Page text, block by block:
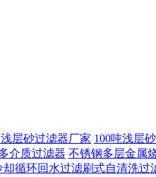
层砂过滤器厂家 100吨浅层
介质过滤器 不锈钢多层金属
却循环回水过滤刷式自清洗过